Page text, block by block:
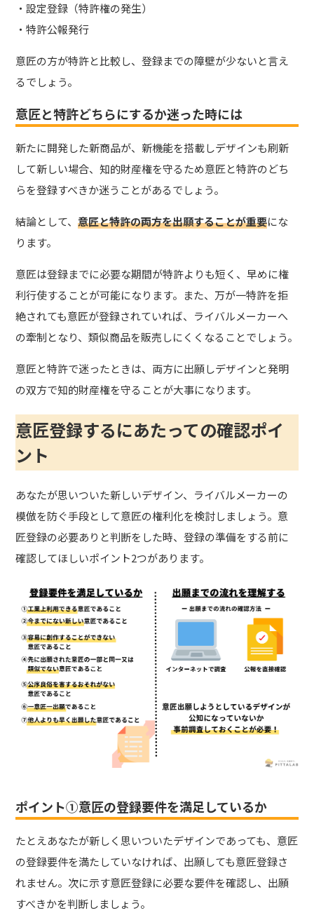
・設定登録（特許権の発生）
・特許公報発行
意匠の方が特許と比較し、登録までの障壁が少ないと言え
るでしょう。
意匠と特許どちらにするか迷った時には
新たに開発した新商品が、新機能を搭載しデザインも刷新
して新しい場合、知的財産権を守るため意匠と特許のどち
らを登録すべきか迷うことがあるでしょう。
結論として、意匠と特許の両方を出願することが重要にな
ります。
意匠は登録までに必要な期間が特許よりも短く、早めに権
利行使することが可能になります。また、万が一特許を拒
絶されても意匠が登録されていれば、ライバルメーカーへ
の牽制となり、類似商品を販売しにくくなることでしょう。
意匠と特許で迷ったときは、両方に出願しデザインと発明
の双方で知的財産権を守ることが大事になります。
意匠登録するにあたっての確認ポイ
ント
あなたが思いついた新しいデザイン、ライバルメーカーの
模倣を防ぐ手段として意匠の権利化を検討しましょう。意
匠登録の必要ありと判断をした時、登録の準備をする前に
確認してほしいポイント2つがあります。
ポイント①意匠の登録要件を満足しているか
たとえあなたが新しく思いついたデザインであっても、意匠
の登録要件を満たしていなければ、出願しても意匠登録さ
れません。次に示す意匠登録に必要な要件を確認し、出願
すべきかを判断しましょう。